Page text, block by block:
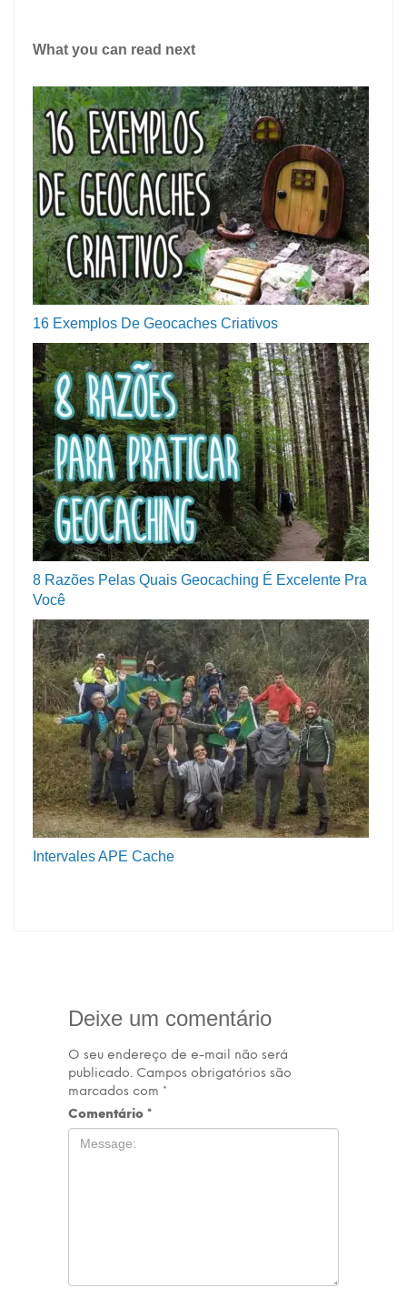
What you can read next
16 Exemplos De Geocaches Criativos
8 Razões Pelas Quais Geocaching É Excelente Pra
Você
Intervales APE Cache
Deixe um comentário
O seu endereço de e-mail não será
publicado. Campos obrigatórios são
marcados com *
Comentário *